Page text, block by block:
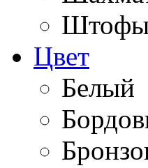
Цвет
Белый